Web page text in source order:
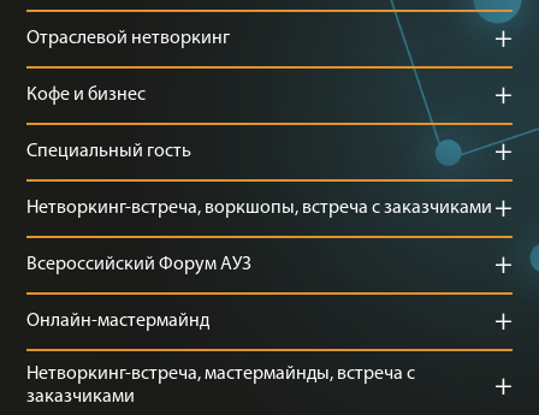
Отраслевой нетворкинг +
Кофе и бизнес +
Специальный гость +
Нетворкинг-встреча, воркшопы, встреча с заказчиками +
Всероссийский Форум АУЗ +
Онлайн-мастермайнд +
Нетворкинг-встреча, мастермайнды, встреча с
заказчиками
+